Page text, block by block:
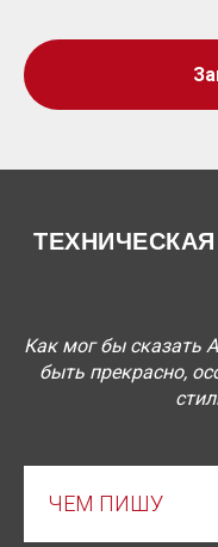
Как мог бы сказать
быть прекрасно,
ЧЕМ ПИШУ